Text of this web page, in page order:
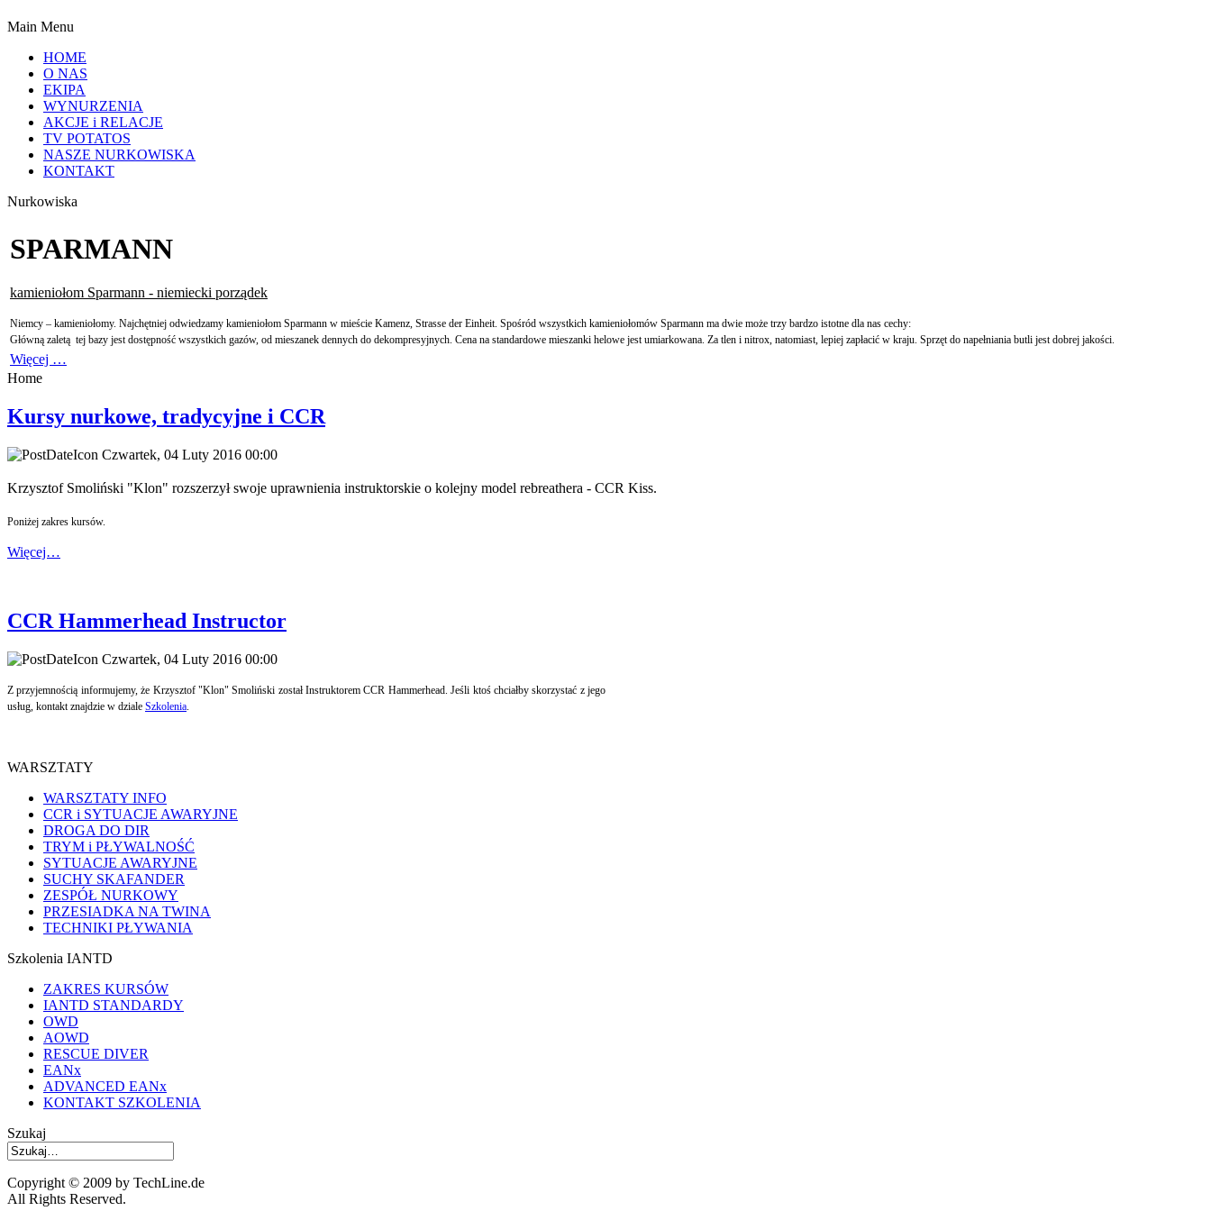
Main Menu
HOME
O NAS
EKIPA
WYNURZENIA
AKCJE i RELACJE
TV POTATOS
NASZE NURKOWISKA
KONTAKT
Nurkowiska
SPARMANN
kamieniołom Sparmann - niemiecki porządek
Niemcy – kamieniołomy. Najchętniej odwiedzamy kamieniołom Sparmann w mieście Kamenz, Strasse der Einheit. Spośród wszystkich kamieniołomów Sparmann ma dwie może trzy bardzo istotne dla nas cechy:
Główną zaletą tej bazy jest dostępność wszystkich gazów, od mieszanek dennych do dekompresyjnych. Cena na standardowe mieszanki helowe jest umiarkowana. Za tlen i nitrox, natomiast, lepiej zapłacić w kraju. Sprzęt do napełniania butli jest dobrej jakości.
Więcej …
Home
Kursy nurkowe, tradycyjne i CCR
Czwartek, 04 Luty 2016 00:00
Krzysztof Smoliński "Klon" rozszerzył swoje uprawnienia instruktorskie o kolejny model rebreathera - CCR Kiss.
Poniżej zakres kursów.
Więcej…
CCR Hammerhead Instructor
Czwartek, 04 Luty 2016 00:00
Z przyjemnością informujemy, że Krzysztof "Klon" Smoliński został Instruktorem CCR Hammerhead. Jeśli ktoś chciałby skorzystać z jego
usług, kontakt znajdzie w dziale Szkolenia.
WARSZTATY
WARSZTATY INFO
CCR i SYTUACJE AWARYJNE
DROGA DO DIR
TRYM i PŁYWALNOŚĆ
SYTUACJE AWARYJNE
SUCHY SKAFANDER
ZESPÓŁ NURKOWY
PRZESIADKA NA TWINA
TECHNIKI PŁYWANIA
Szkolenia IANTD
ZAKRES KURSÓW
IANTD STANDARDY
OWD
AOWD
RESCUE DIVER
EANx
ADVANCED EANx
KONTAKT SZKOLENIA
Szukaj
Copyright © 2009 by TechLine.de
All Rights Reserved.